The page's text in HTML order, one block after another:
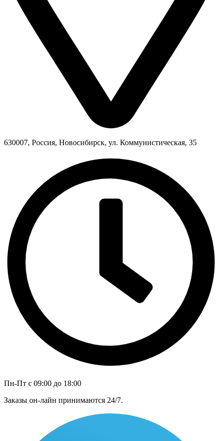
630007, Россия, Новосибирск, ул. Коммунистическая, 35
Пн-Пт с 09:00 до 18:00
Заказы он-лайн принимаются 24/7.